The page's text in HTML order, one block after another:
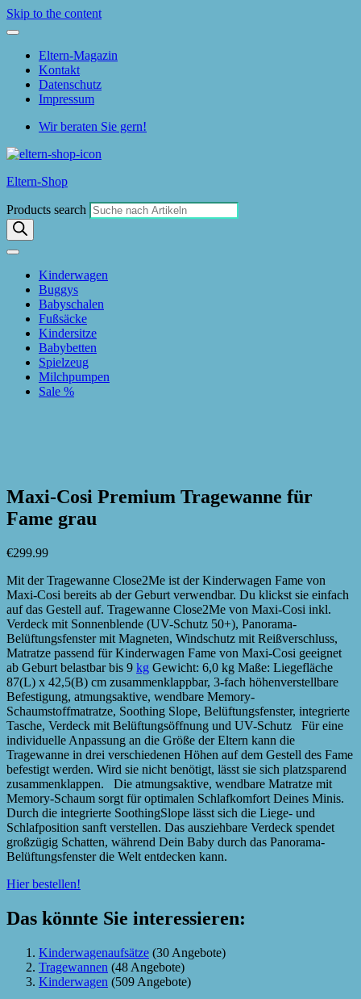
Skip to the content
Eltern-Magazin
Kontakt
Datenschutz
Impressum
Wir beraten Sie gern!
Eltern-Shop
Products search
Kinderwagen
Buggys
Babyschalen
Fußsäcke
Kindersitze
Babybetten
Spielzeug
Milchpumpen
Sale %
Maxi-Cosi Premium Tragewanne für
Fame grau
€299.99
Mit der Tragewanne Close2Me ist der Kinderwagen Fame von
Maxi-Cosi bereits ab der Geburt verwendbar. Du klickst sie einfach
auf das Gestell auf. Tragewanne Close2Me von Maxi-Cosi inkl.
Verdeck mit Sonnenblende (UV-Schutz 50+), Panorama-
Belüftungsfenster mit Magneten, Windschutz mit Reißverschluss,
Matratze passend für Kinderwagen Fame von Maxi-Cosi geeignet
ab Geburt belastbar bis 9 kg Gewicht: 6,0 kg Maße: Liegefläche
87(L) x 42,5(B) cm zusammenklappbar, 3-fach höhenverstellbare
Befestigung, atmungsaktive, wendbare Memory-
Schaumstoffmatratze, Soothing Slope, Belüftungsfenster, integrierte
Tasche, Verdeck mit Belüftungsöffnung und UV-Schutz Für eine
individuelle Anpassung an die Größe der Eltern kann die
Tragewanne in drei verschiedenen Höhen auf dem Gestell des Fame
befestigt werden. Wird sie nicht benötigt, lässt sie sich platzsparend
zusammenklappen. Die atmungsaktive, wendbare Matratze mit
Memory-Schaum sorgt für optimalen Schlafkomfort Deines Minis.
Durch die integrierte SoothingSlope lässt sich die Liege- und
Schlafposition sanft verstellen. Das ausziehbare Verdeck spendet
großzügig Schatten, während Dein Baby durch das Panorama-
Belüftungsfenster die Welt entdecken kann.
Hier bestellen!
Das könnte Sie interessieren:
Kinderwagenaufsätze (30 Angebote)
Tragewannen (48 Angebote)
Kinderwagen (509 Angebote)